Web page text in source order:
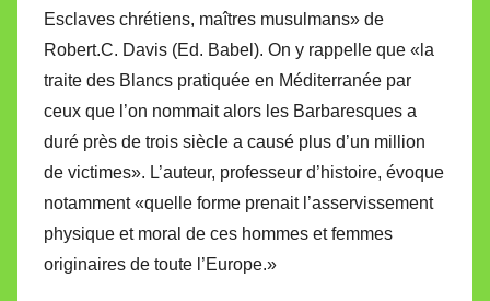
Esclaves chrétiens, maîtres musulmans» de
Robert.C. Davis (Ed. Babel). On y rappelle que «la
traite des Blancs pratiquée en Méditerranée par
ceux que l’on nommait alors les Barbaresques a
duré près de trois siècle a causé plus d’un million
de victimes». L’auteur, professeur d’histoire, évoque
notamment «quelle forme prenait l’asservissement
physique et moral de ces hommes et femmes
originaires de toute l’Europe.»